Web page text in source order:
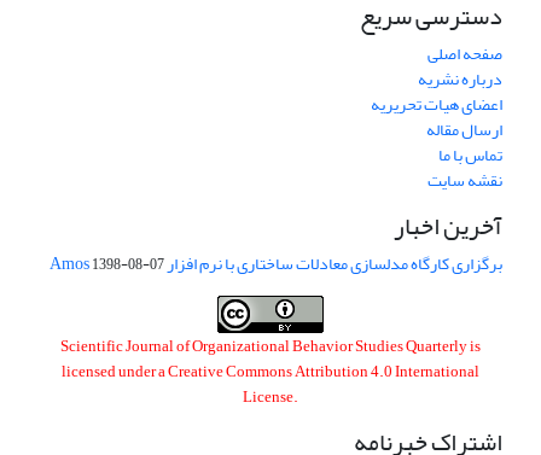
دسترسی سریع
صفحه اصلی
درباره نشریه
اعضای هیات تحریریه
ارسال مقاله
تماس با ما
نقشه سایت
آخرین اخبار
برگزاری کارگاه مدلسازی معادلات ساختاری با نرم افزار Amos1398-08-07
Scientific Journal of Organizational Behavior Studies Quarterly is
licensed under aCreative Commons Attribution 4.0 International
License.
اشتراک خبرنامه